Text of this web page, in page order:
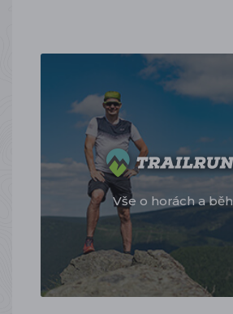
Vše o horách a